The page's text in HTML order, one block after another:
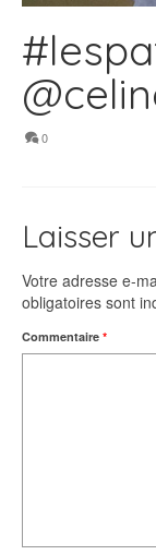
0
Laisser
Votre adresse e-
obligatoires sont
Commentaire *